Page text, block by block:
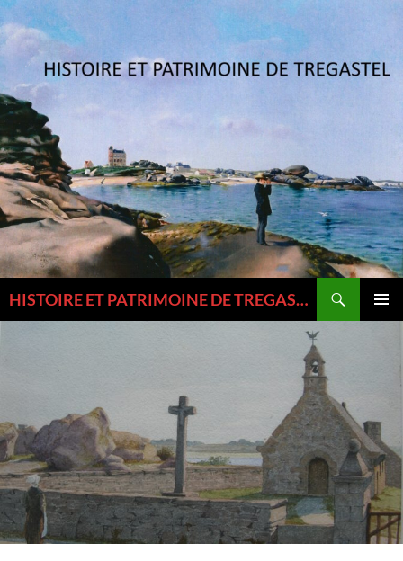
Aller
au
contenu
HISTOIRE ET PATRIMOINE DE TREGASTEL ET DU TREGOR